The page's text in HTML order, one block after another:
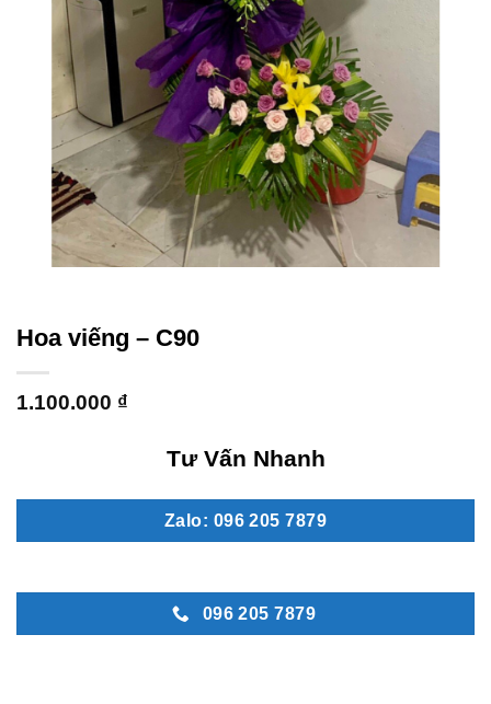
Hoa viếng – C90
1.100.000 ₫
Tư Vấn Nhanh
Zalo: 096 205 7879
096 205 7879